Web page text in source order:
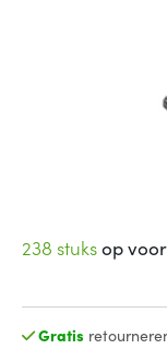
238 stuksop
Gratis